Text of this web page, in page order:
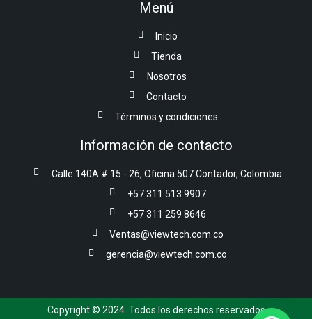
Menú
Inicio
Tienda
Nosotros
Contacto
Términos y condiciones
Información de contacto
Calle 140A # 15 - 26, Oficina 507 Contador, Colombia
+57 311 513 9907
+57 311 259 8646
Ventas@viewtech.com.co
gerencia@viewtech.com.co
Copyright © 2024. Todos los derechos reservados